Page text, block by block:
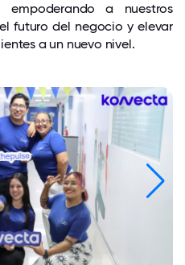
empoderando a nuestros
futuro del negocio y elevar
a un nuevo nivel.